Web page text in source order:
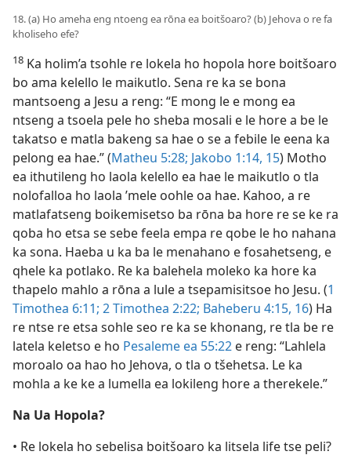
18. (a) Ho ameha eng ntoeng ea rōna ea boitšoaro? (b) Jehova o re fa
kholiseho efe?
18 Ka holim’a tsohle re lokela ho hopola hore boitšoaro
bo ama kelello le maikutlo. Sena re ka se bona
mantsoeng a Jesu a reng: “E mong le e mong ea
ntseng a tsoela pele ho sheba mosali e le hore a be le
takatso e matla bakeng sa hae o se a febile le eena ka
pelong ea hae.” (Matheu 5:28; Jakobo 1:14, 15) Motho
ea ithutileng ho laola kelello ea hae le maikutlo o tla
nolofalloa ho laola ’mele oohle oa hae. Kahoo, a re
matlafatseng boikemisetso ba rōna ba hore re se ke ra
qoba ho etsa se sebe feela empa re qobe le ho nahana
ka sona. Haeba u ka ba le menahano e fosahetseng, e
qhele ka potlako. Re ka balehela moleko ka hore ka
thapelo mahlo a rōna a lule a tsepamisitsoe ho Jesu. (1
Timothea 6:11; 2 Timothea 2:22; Baheberu 4:15, 16) Ha
re ntse re etsa sohle seo re ka se khonang, re tla be re
latela keletso e ho Pesaleme ea 55:22 e reng: “Lahlela
moroalo oa hao ho Jehova, o tla o tšehetsa. Le ka
mohla a ke ke a lumella ea lokileng hore a therekele.”
Na Ua Hopola?
• Re lokela ho sebelisa boitšoaro ka litsela life tse peli?